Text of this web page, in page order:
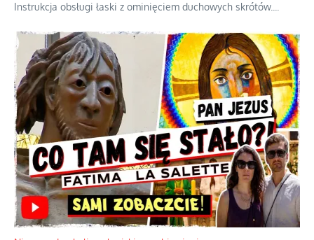
Instrukcja obsługi łaski z ominięciem duchowych skrótów.